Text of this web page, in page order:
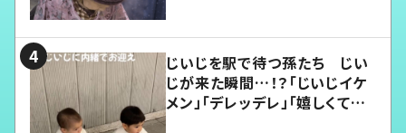
じいじを駅で待つ孫たち じい
じが来た瞬間…！？「じいじイケ
メン」「デレッデレ」「嬉しくて可